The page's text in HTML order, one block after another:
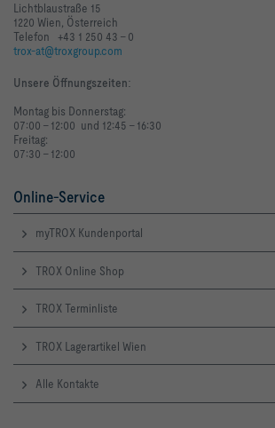
Lichtblaustraße 15
1220 Wien, Österreich
Telefon +43 1 250 43 - 0
trox-at@troxgroup.com
Unsere Öffnungszeiten:
Montag bis Donnerstag:
07:00 - 12:00 und 12:45 - 16:30
Freitag:
07:30 - 12:00
Online-Service
myTROX Kundenportal
TROX Online Shop
TROX Terminliste
TROX Lagerartikel Wien
Alle Kontakte